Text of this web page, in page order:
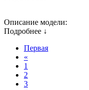
Описание модели:
Подробнее ↓
Первая
«
1
2
3